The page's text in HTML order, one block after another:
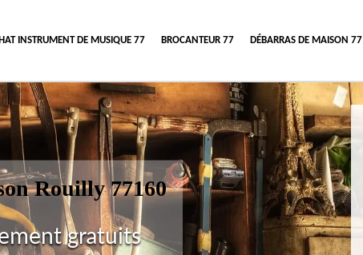
INSTRUMENT DE MUSIQUE 77 BROCANTEUR 77 DÉBARRAS DE MAISON 77
Rouilly 77160
gratuits